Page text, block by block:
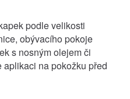
podle velikosti
obývacího pokoje
s nosným olejem či
aplikaci na pokožku před